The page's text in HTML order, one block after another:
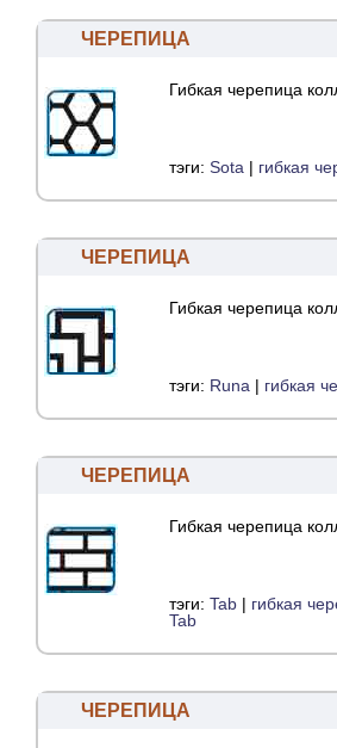
ЧЕРЕПИЦА
Гибкая черепица
тэги: Sota | гибкая
ЧЕРЕПИЦА
Гибкая черепица
тэги: Runa | гибкая
ЧЕРЕПИЦА
Гибкая черепица
тэги: Tab | гибкая
Tab
ЧЕРЕПИЦА